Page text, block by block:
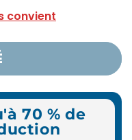
épuisé
ou
convient
70 % de